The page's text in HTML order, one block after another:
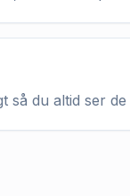
så du altid ser